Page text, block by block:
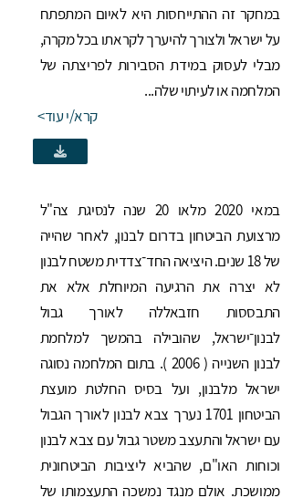
במחקר זה ההתייחסות היא לאיום המתפתח
על ישראל ולצורך להיערך לקראתו בכל מקרה,
מבלי לעסוק במידת הסבירות לפריצתה של
המלחמה או לעיתוי שלה...
קרא/י עוד
במאי 2020 מלאו 20 שנה לנסיגת צה"ל
מרצועת הביטחון בדרום לבנון, לאחר שהייה
של 18 שנים. היציאה החד־צדדית משטח לבנון
לא יצרה את הרגיעה המיוחלת אלא את
התבססות חזבאללה לאורך גבול
לבנון־ישראל, שהובילה בהמשך למלחמת
לבנון השנייה ( 2006 ). בתום המלחמה נסוגה
ישראל מלבנון, ועל בסיס החלטת מועצת
הביטחון 1701 נערך צבא לבנון לאורך הגבול
עם ישראל והתעצב משטר גבול עם צבא לבנון
וכוחות האו"ם, שהביא ליציבות הביטחונית
ממושכת. אולם מנגד נמשכה התעצמותו של